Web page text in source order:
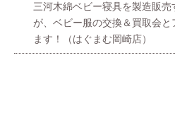
三河木綿ベビー寝具を製造販売
が、ベビー服の交換＆買取会
ます！（はぐまむ岡崎店）